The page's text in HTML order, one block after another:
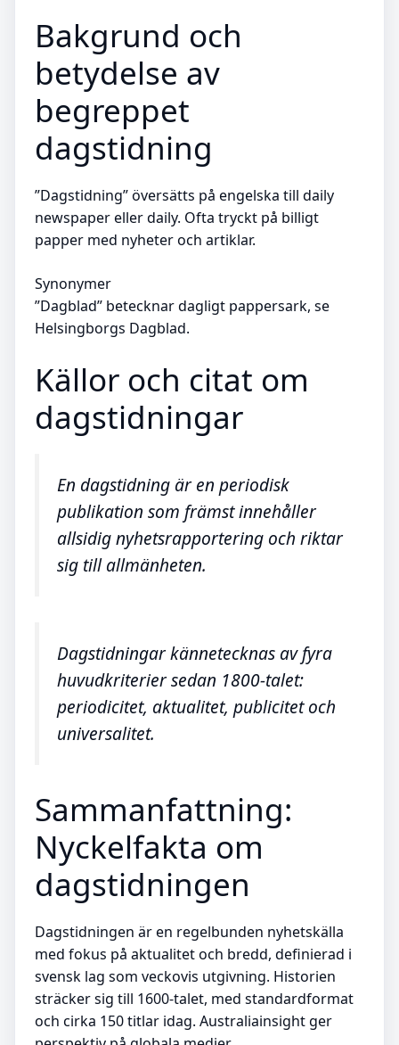
Bakgrund och
betydelse av
begreppet
dagstidning
”Dagstidning” översätts på engelska till daily
newspaper eller daily. Ofta tryckt på billigt
papper med nyheter och artiklar.
Synonymer
”Dagblad” betecknar dagligt pappersark, se
Helsingborgs Dagblad.
Källor och citat om
dagstidningar
En dagstidning är en periodisk
publikation som främst innehåller
allsidig nyhetsrapportering och riktar
sig till allmänheten.
Dagstidningar kännetecknas av fyra
huvudkriterier sedan 1800-talet:
periodicitet, aktualitet, publicitet och
universalitet.
Sammanfattning:
Nyckelfakta om
dagstidningen
Dagstidningen är en regelbunden nyhetskälla
med fokus på aktualitet och bredd, definierad i
svensk lag som veckovis utgivning. Historien
sträcker sig till 1600-talet, med standardformat
och cirka 150 titlar idag. Australiainsight ger